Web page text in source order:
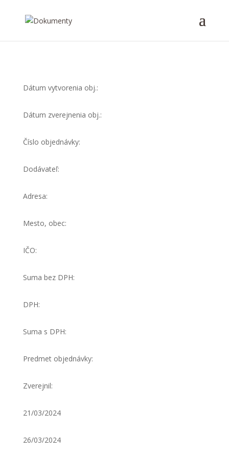
Dátum vytvorenia obj.:
Dátum zverejnenia obj.:
Číslo objednávky:
Dodávateľ:
Adresa:
Mesto, obec:
IČO:
Suma bez DPH:
DPH:
Suma s DPH:
Predmet objednávky:
Zverejnil:
21/03/2024
26/03/2024